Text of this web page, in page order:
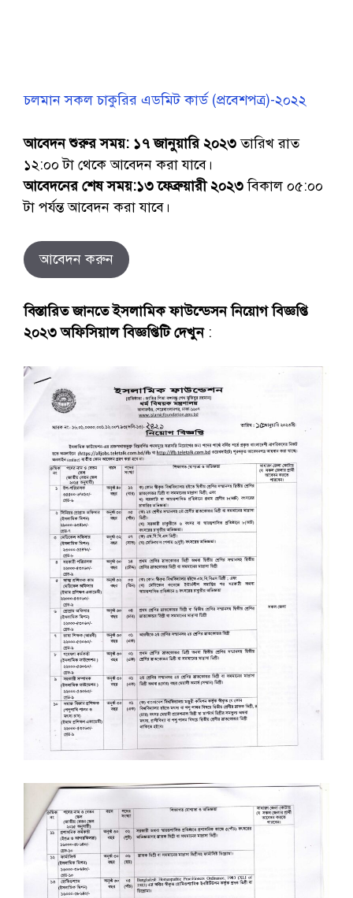
চলমান সকল চাকুরির এডমিট কার্ড (প্রবেশপত্র)-২০২২
আবেদন শুরুর সময়: ১৭ জানুয়ারি ২০২৩তারিখ রাত
১২:০০ টা থেকে আবেদন করা যাবে।
আবেদনের শেষ সময়:১৩ ‍ফেব্রুয়ারী ২০২৩বিকাল ০৫:০০
টা পর্যন্ত আবেদন করা যাবে।
আবেদন করুন
বিস্তারিত জানতে ইসলামিক ফাউন্ডেসন নিয়োগ বিজ্ঞপ্তি
২০২৩ অফিসিয়াল বিজ্ঞপ্তিটি দেখুন: